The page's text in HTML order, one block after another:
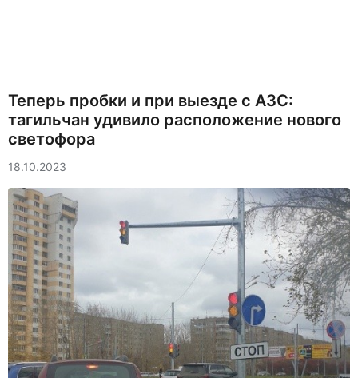
Теперь пробки и при выезде с АЗС:
тагильчан удивило расположение нового
светофора
18.10.2023